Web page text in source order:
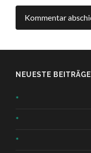
NEUESTE BEITRÄGE
*
*
*